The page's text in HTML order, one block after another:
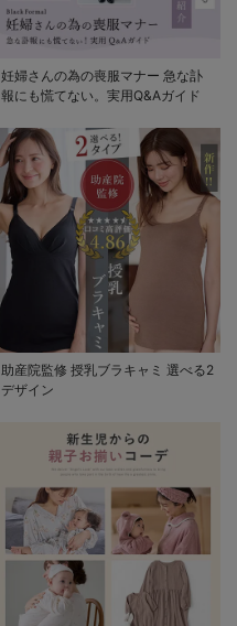
妊婦さんの為の喪服マナー 急な訃
報にも慌てない。実用Q&Aガイド
助産院監修 授乳ブラキャミ 選べる2
デザイン